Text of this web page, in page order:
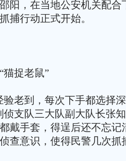
阳，在当地公安机关配合
捕行动正式开始。
捉老鼠”
老到，每次下手都选择
侦支队三大队副大队长张
戴手套，得逞后还不忘记
查意识，使得民警几次抓